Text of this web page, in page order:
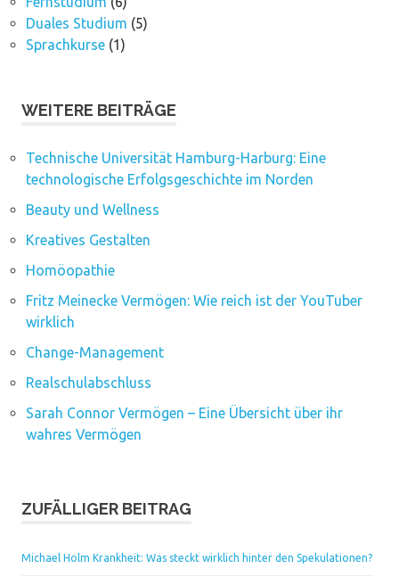
Duales Studium (5)
Sprachkurse(1)
WEITERE BEITRÄGE
Technische Universität Hamburg-Harburg: Eine
technologische Erfolgsgeschichte im Norden
Beauty und Wellness
Kreatives Gestalten
Homöopathie
Fritz Meinecke Vermögen: Wie reich ist der YouTuber
wirklich
Change-Management
Realschulabschluss
Sarah Connor Vermögen – Eine Übersicht über ihr
wahres Vermögen
ZUFÄLLIGER BEITRAG
Michael Holm Krankheit: Was steckt wirklich hinter den Spekulationen?